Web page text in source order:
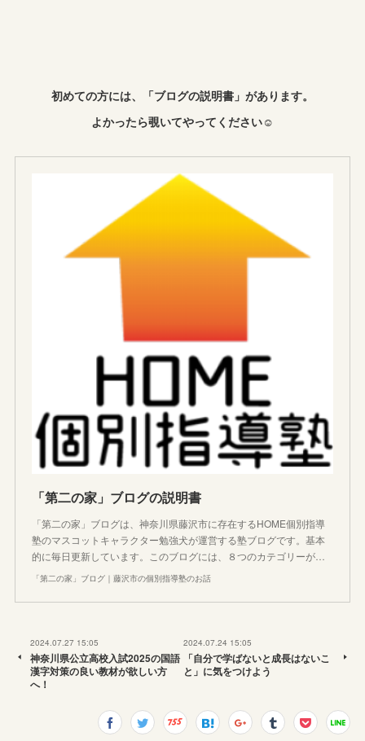
初めての方には、「ブログの説明書」があります。
よかったら覗いてやってください☺︎
「第二の家」ブログの説明書
「第二の家」ブログは、神奈川県藤沢市に存在するHOME個別指導
塾のマスコットキャラクター勉強犬が運営する塾ブログです。基本
的に毎日更新しています。このブログには、８つのカテゴリーが…
「第二の家」ブログ｜藤沢市の個別指導塾のお話
2024.07.27 15:05
神奈川県公立高校入試2025の国語
漢字対策の良い教材が欲しい方
へ！
2024.07.24 15:05
「自分で学ばないと成長はないこ
と」に気をつけよう